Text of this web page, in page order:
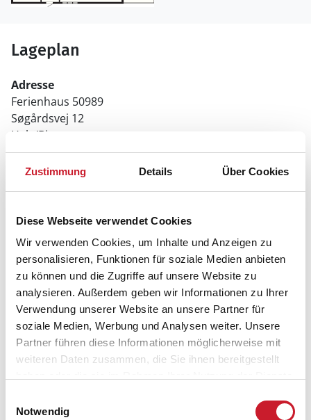
Zustimmung Details Über Cookies
Diese Webseite verwendet Cookies
Wir verwenden Cookies, um Inhalte und Anzeigen zu
personalisieren, Funktionen für soziale Medien anbieten
zu können und die Zugriffe auf unsere Website zu
analysieren. Außerdem geben wir Informationen zu Ihrer
Verwendung unserer Website an unsere Partner für
soziale Medien, Werbung und Analysen weiter. Unsere
Partner führen diese Informationen möglicherweise mit
weiteren Daten zusammen, die Sie ihnen bereitgestellt
Notwendig
Lageplan
Adresse
Ferienhaus 50989
Søgårdsvej 12
Hals/Bisnap
9370 Hals